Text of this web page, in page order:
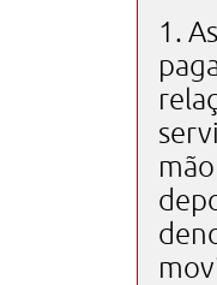
1.